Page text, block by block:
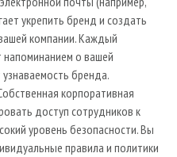
укрепить бренд и создать
компании. Каждый
о вашей
бренда.
корпоративная
доступ сотрудников к
уровень безопасности. Вы
правила и политики